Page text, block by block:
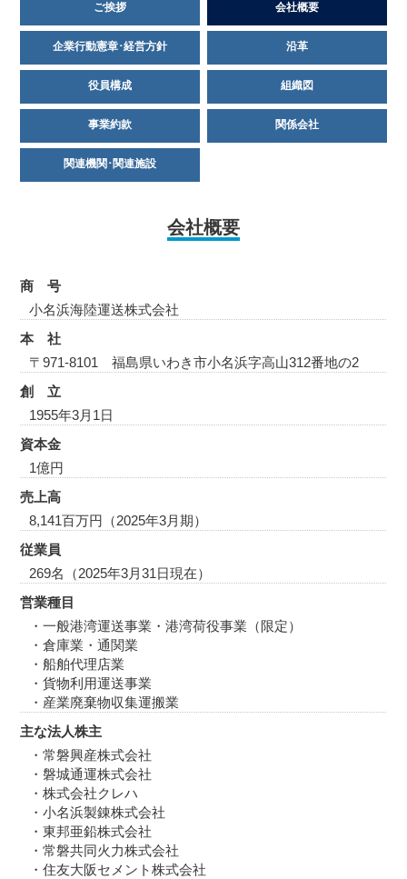
ご挨拶 会社概要
企業行動憲章･経営方針 沿革
役員構成 組織図
事業約款 関係会社
関連機関･関連施設
会社概要
商 号
小名浜海陸運送株式会社
本 社
〒971-8101 福島県いわき市小名浜字高山312番地の2
創 立
1955年3月1日
資本金
1億円
売上高
8,141百万円（2025年3月期）
従業員
269名（2025年3月31日現在）
営業種目
・一般港湾運送事業・港湾荷役事業（限定）
・倉庫業・通関業
・船舶代理店業
・貨物利用運送事業
・産業廃棄物収集運搬業
主な法人株主
・常磐興産株式会社
・磐城通運株式会社
・株式会社クレハ
・小名浜製錬株式会社
・東邦亜鉛株式会社
・常磐共同火力株式会社
・住友大阪セメント株式会社